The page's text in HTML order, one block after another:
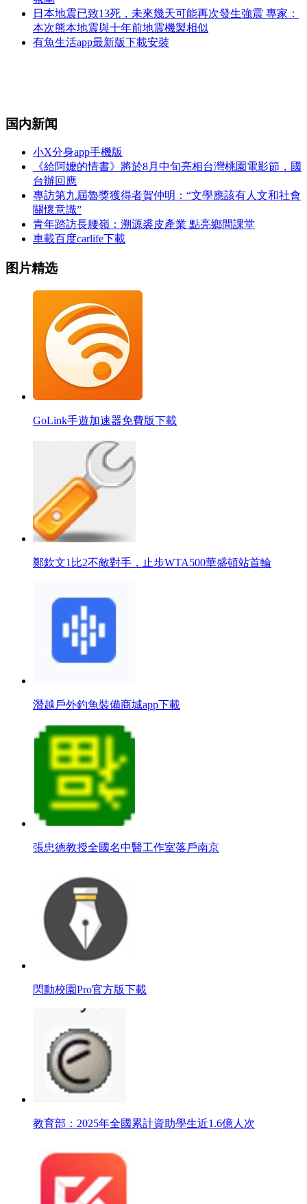
日本地震已致13死，未來幾天可能再次發生強震 專家：
本次熊本地震與十年前地震機製相似
有魚生活app最新版下載安裝
国内新闻
小X分身app手機版
《給阿嬤的情書》將於8月中旬亮相台灣桃園電影節，國
台辦回應
專訪第九屆魯獎獲得者賀仲明：“文學應該有人文和社會
關懷意識”
青年踏訪長腰嶺：溯源裘皮產業 點亮鄉間課堂
車載百度carlife下載
图片精选
GoLink手遊加速器免費版下載
鄭欽文1比2不敵對手，止步WTA500華盛頓站首輪
潛越戶外釣魚裝備商城app下載
張忠德教授全國名中醫工作室落戶南京
閃動校園Pro官方版下載
教育部：2025年全國累計資助學生近1.6億人次